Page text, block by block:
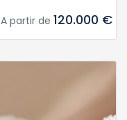
A partir de 120.000 €